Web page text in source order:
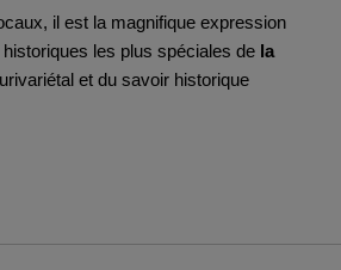
il est la magnifique expression
les plus spéciales de la
et du savoir historique